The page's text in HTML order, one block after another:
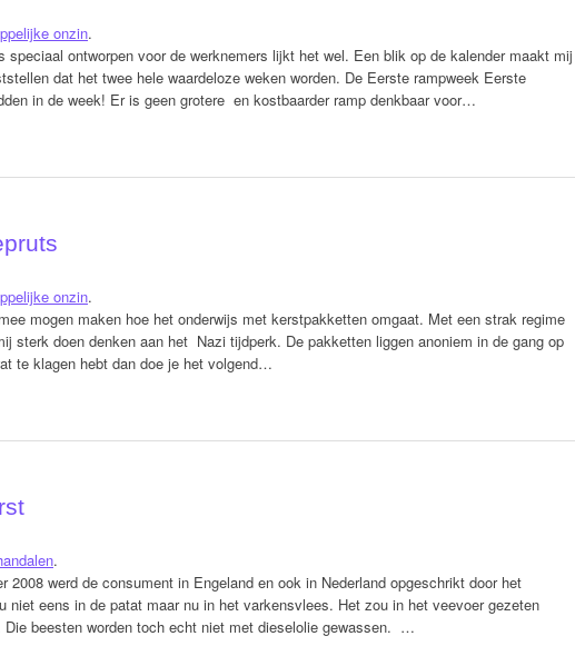
onzin.
speciaal ontworpen voor de werknemers lijkt het wel. Een blik op de kalender maakt mij
dat het twee hele waardeloze weken worden. De Eerste rampweek Eerste
in de week! Er is geen grotere en kostbaarder ramp denkbaar voor…
onzin.
mogen maken hoe het onderwijs met kerstpakketten omgaat. Met een strak regime
sterk doen denken aan het Nazi tijdperk. De pakketten liggen anoniem in de gang op
te klagen hebt dan doe je het volgend…
.
2008 werd de consument in Engeland en ook in Nederland opgeschrikt door het
niet eens in de patat maar nu in het varkensvlees. Het zou in het veevoer gezeten
Die beesten worden toch echt niet met dieselolie gewassen. …